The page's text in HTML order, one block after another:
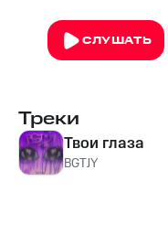
СЛУШАТЬ
Треки
Твои глаза
BGTJY